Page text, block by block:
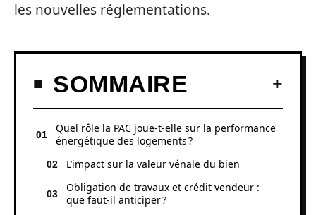
les nouvelles réglementations.
SOMMAIRE
Quel rôle la PAC joue-t-elle sur la performance
énergétique des logements ?
L’impact sur la valeur vénale du bien
Obligation de travaux et crédit vendeur :
que faut-il anticiper ?